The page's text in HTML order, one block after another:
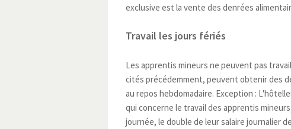
exclusive est la vente des denrées
Travail les jours fériés
Les apprentis mineurs ne peuvent pas
cités précédemment, peuvent obtenir des
au repos hebdomadaire. Exception :
qui concerne le travail des apprentis
journée, le double de leur salaire journalier